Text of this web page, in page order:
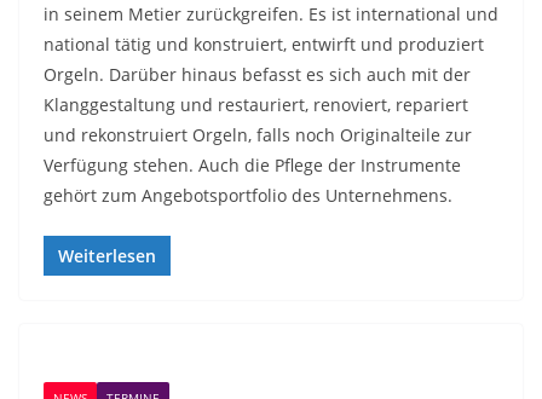
in seinem Metier zurückgreifen. Es ist international und
national tätig und konstruiert, entwirft und produziert
Orgeln. Darüber hinaus befasst es sich auch mit der
Klanggestaltung und restauriert, renoviert, repariert
und rekonstruiert Orgeln, falls noch Originalteile zur
Verfügung stehen. Auch die Pflege der Instrumente
gehört zum Angebotsportfolio des Unternehmens.
Weiterlesen